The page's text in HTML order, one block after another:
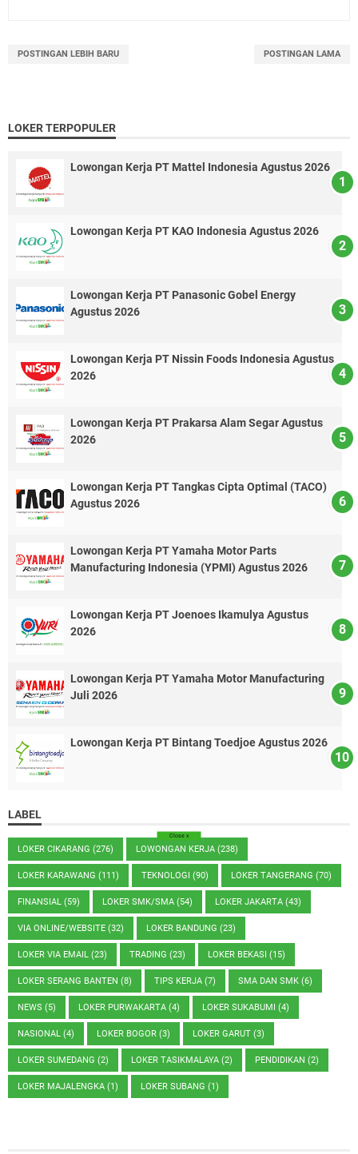
POSTINGAN LEBIH BARU POSTINGAN LAMA
LOKER TERPOPULER
Lowongan Kerja PT Mattel Indonesia Agustus 2026
Lowongan Kerja PT KAO Indonesia Agustus 2026
Lowongan Kerja PT Panasonic Gobel Energy
Agustus 2026
Lowongan Kerja PT Nissin Foods Indonesia Agustus
2026
Lowongan Kerja PT Prakarsa Alam Segar Agustus
2026
Lowongan Kerja PT Tangkas Cipta Optimal (TACO)
Agustus 2026
Lowongan Kerja PT Yamaha Motor Parts
Manufacturing Indonesia (YPMI) Agustus 2026
Lowongan Kerja PT Joenoes Ikamulya Agustus
2026
Lowongan Kerja PT Yamaha Motor Manufacturing
Juli 2026
Lowongan Kerja PT Bintang Toedjoe Agustus 2026
LABEL
LOKER CIKARANG (276) LOWONGAN KERJA (238)
LOKER KARAWANG (111) TEKNOLOGI (90) LOKER TANGERANG (70)
FINANSIAL (59) LOKER SMK/SMA (54) LOKER JAKARTA (43)
VIA ONLINE/WEBSITE (32) LOKER BANDUNG (23)
LOKER VIA EMAIL (23) TRADING (23) LOKER BEKASI (15)
LOKER SERANG BANTEN (8) TIPS KERJA (7) SMA DAN SMK (6)
NEWS (5) LOKER PURWAKARTA (4) LOKER SUKABUMI (4)
NASIONAL (4) LOKER BOGOR (3) LOKER GARUT (3)
LOKER SUMEDANG (2) LOKER TASIKMALAYA (2) PENDIDIKAN (2)
LOKER MAJALENGKA (1) LOKER SUBANG (1)
Close x